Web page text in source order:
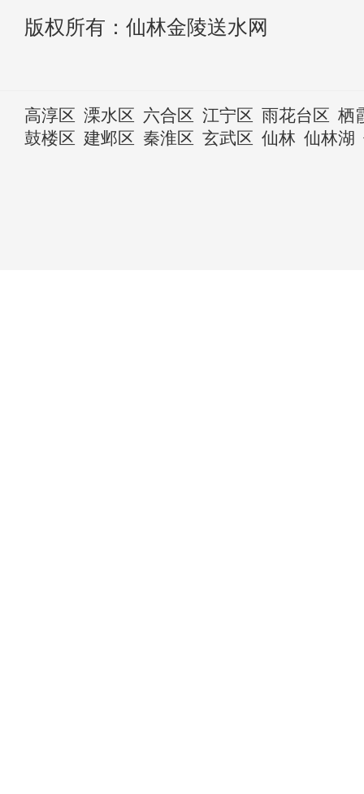
版权所有：仙林金陵送水网
高淳区 溧水区 六合区 江宁区 雨花台区 栖
鼓楼区 建邺区 秦淮区 玄武区 仙林 仙林湖